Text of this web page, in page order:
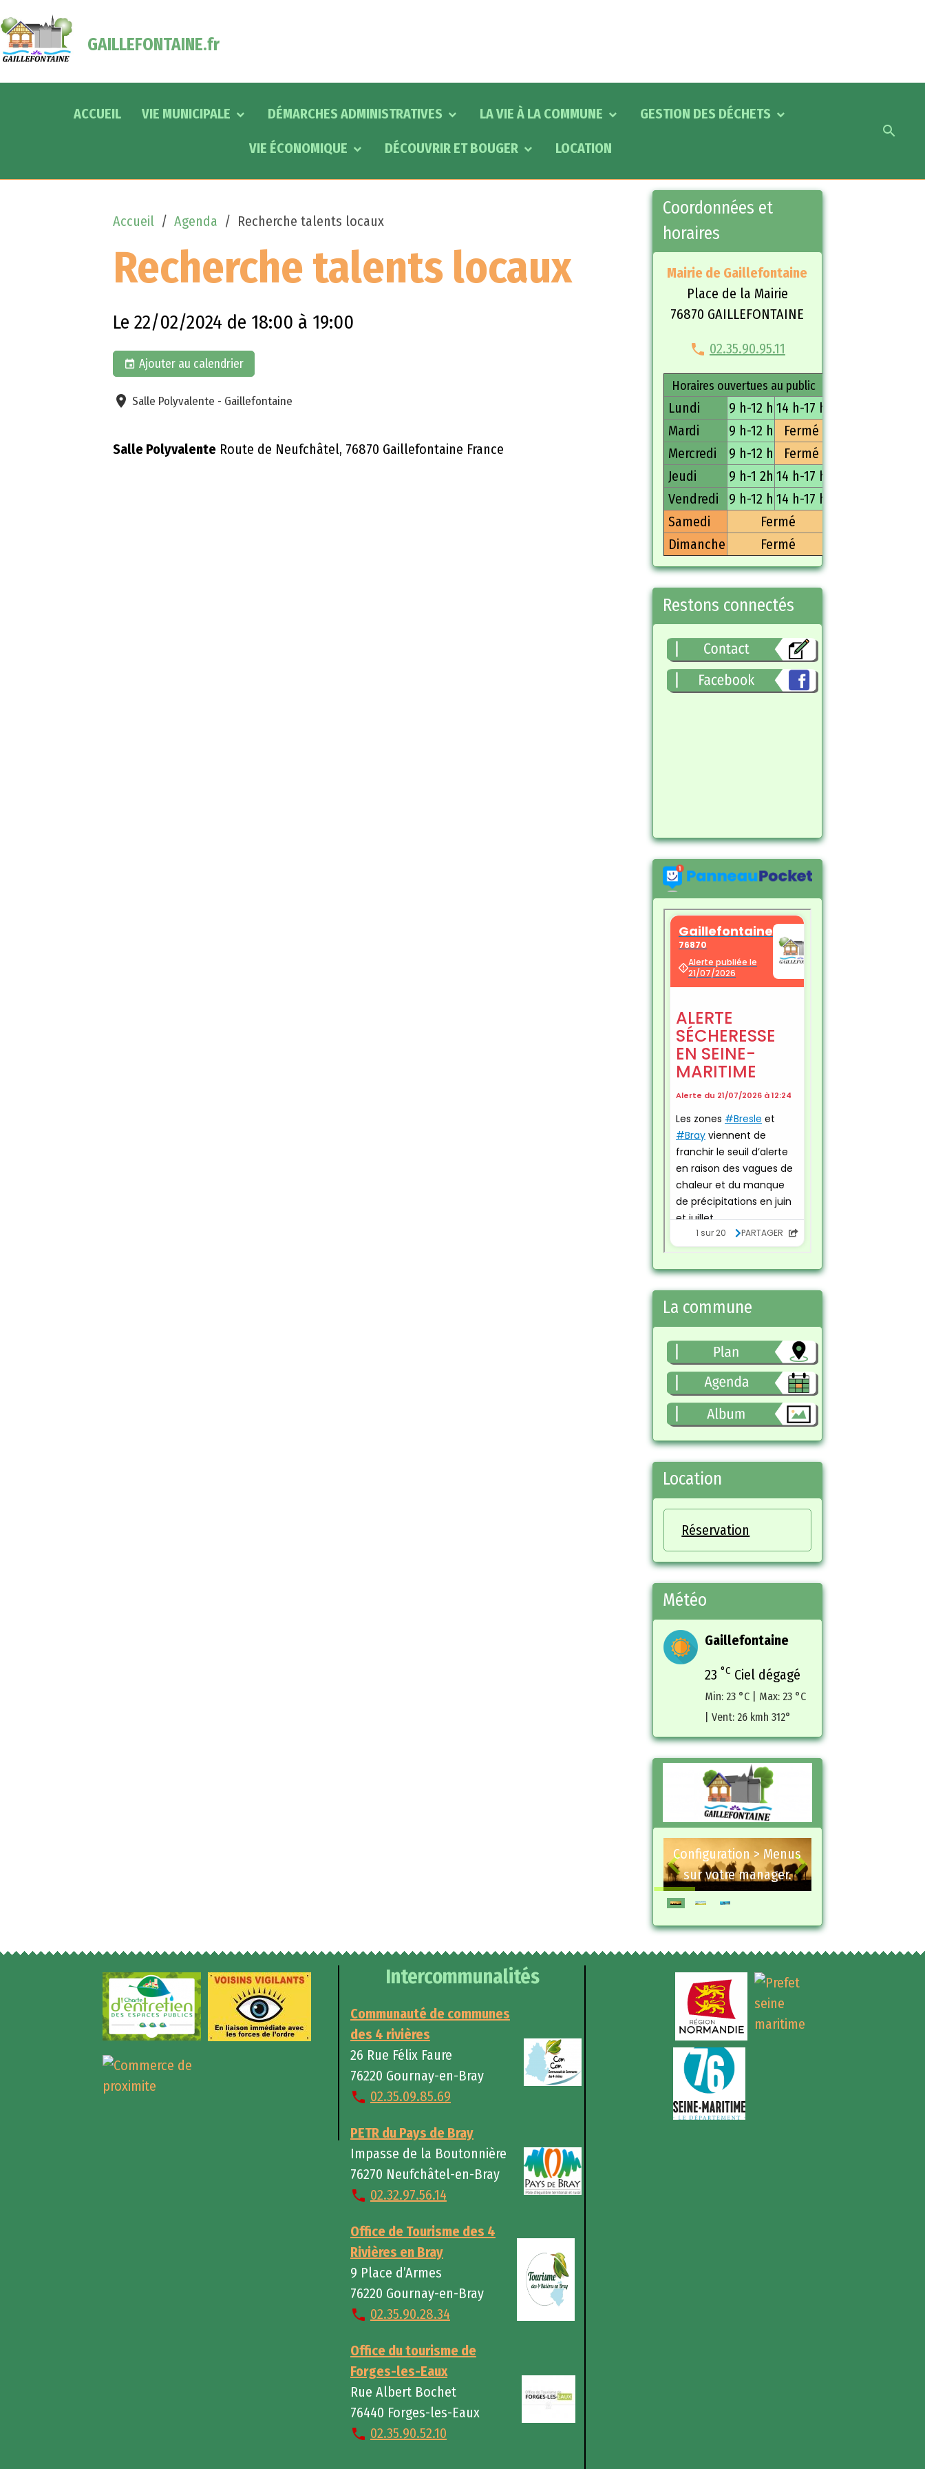
GAILLEFONTAINE.fr
ACCUEIL VIE MUNICIPALE DÉMARCHES ADMINISTRATIVES LA VIE À LA COMMUNE GESTION DES DÉCHETS
VIE ÉCONOMIQUE DÉCOUVRIR ET BOUGER LOCATION
Accueil Agenda Recherche talents locaux
Recherche talents locaux
Le 22/02/2024 de 18:00 à 19:00
Ajouter au calendrier
Salle Polyvalente - Gaillefontaine
Salle Polyvalente Route de Neufchâtel, 76870 Gaillefontaine France
Coordonnées et
horaires
Mairie de Gaillefontaine
Place de la Mairie
76870 GAILLEFONTAINE
02.35.90.95.11
Horaires ouvertues au public
Lundi 9 h-12 h 14 h-17 h
Mardi
9 h-12 h
Fermé
Mercredi
9 h-12 h
Fermé
Jeudi
9 h-1 2h 14 h-17 h
Vendredi
9 h-12 h 14 h-17 h
Samedi
Fermé
Dimanche
Fermé
Restons connectés
La commune
Location
Réservation
Météo
Gaillefontaine
23 °C Ciel dégagé
Min: 23 °C | Max: 23 °C
| Vent: 26 kmh 312°
Carrousel de
démonstration
rendez vous dans
Configuration > Menus
sur votre manager.
Carrousel de
démonstration
Pour ajouter vos propres
images dans le carrousel,
rendez vous dans
Configuration > Menus
sur votre manager.
Intercommunalités
Communauté de communes
des 4 rivières
26 Rue Félix Faure
76220 Gournay-en-Bray
02.35.09.85.69
PETR du Pays de Bray
Impasse de la Boutonnière
76270 Neufchâtel-en-Bray
02.32.97.56.14
Office de Tourisme des 4
Rivières en Bray
9 Place d’Armes
76220 Gournay-en-Bray
02.35.90.28.34
Office du tourisme de
Forges-les-Eaux
Rue Albert Bochet
76440 Forges-les-Eaux
02.35.90.52.10